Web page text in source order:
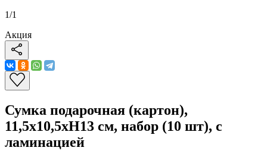
1/1
Акция
Сумка подарочная (картон),
11,5x10,5xH13 см, набор (10 шт), с
ламинацией